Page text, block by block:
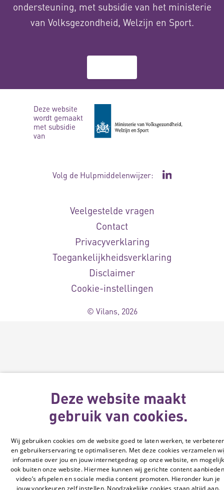
ondersteuning, met subsidie van het ministerie
van Volksgezondheid, Welzijn en Sport.
Deze website
wordt gemaakt
met subsidie
van
Volg de Hulpmiddelenwijzer: Ga naar de
Veelgestelde vragen
Contact
Privacyverklaring
Toegankelijkheidsverklaring
Disclaimer
Cookie-instellingen
© Vilans, 2026
Deze website maakt
gebruik van cookies.
Wij gebruiken cookies om de website goed te laten werken, te
en gebruikerservaring te optimaliseren. Met deze cookies verzamelen
informatie over jou en jouw internetgedrag op onze website, en mogelijk
ook buiten onze website. Hiermee kunnen wij gerichte content
video’s afspelen en sociale media content promoten. Hieronder kun je
jouw voorkeuren zelf instellen. Noodzakelijke cookies staan altijd aan.